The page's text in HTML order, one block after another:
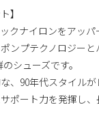
】
クナイロンをアッ
ンプテクノロジー
シューズです。
、90年代スタイル
ポート力を発揮し